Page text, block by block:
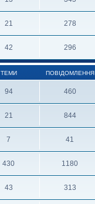
21 278
42 296
ТЕМИ ПОВІДОМЛЕННЯ
94 460
21 844
7 41
430 1180
43 313